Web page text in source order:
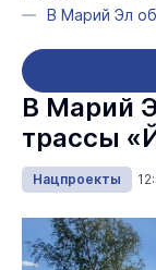
В Марий
трассы
Нацпроекты